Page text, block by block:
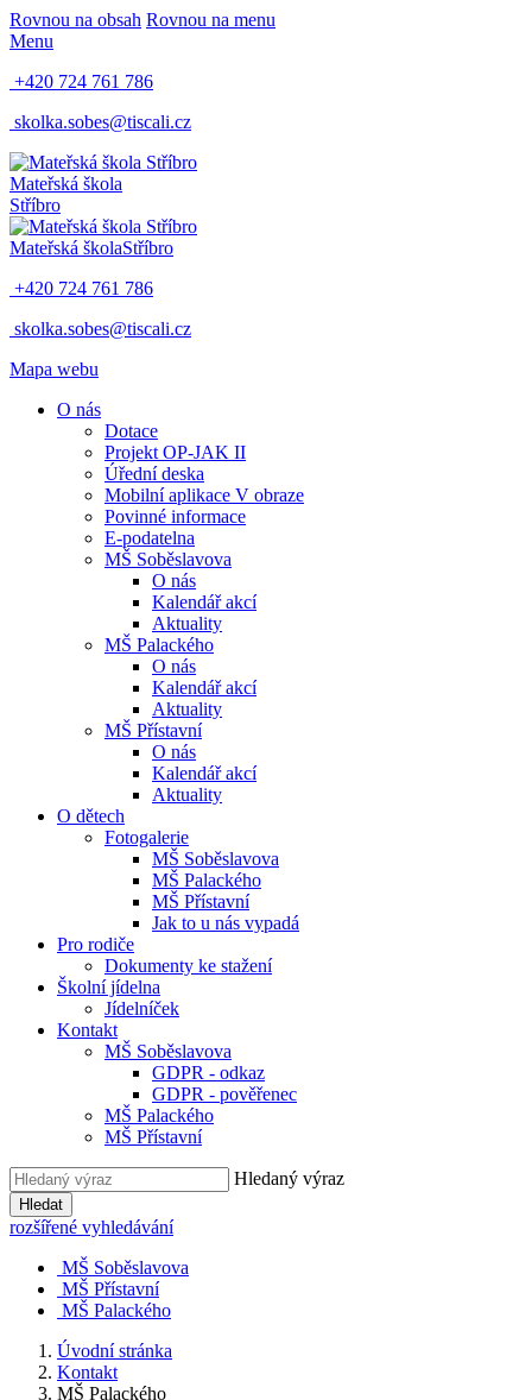
Rovnou na obsah Rovnou na menu
Menu
+420 724 761 786
skolka.sobes@tiscali.cz
Mateřská škola
Stříbro
Mateřská školaStříbro
+420 724 761 786
skolka.sobes@tiscali.cz
Mapa webu
O nás
Dotace
Projekt OP-JAK II
Úřední deska
Mobilní aplikace V obraze
Povinné informace
E-podatelna
MŠ Soběslavova
O nás
Kalendář akcí
Aktuality
MŠ Palackého
O nás
Kalendář akcí
Aktuality
MŠ Přístavní
O nás
Kalendář akcí
Aktuality
O dětech
Fotogalerie
MŠ Soběslavova
MŠ Palackého
MŠ Přístavní
Jak to u nás vypadá
Pro rodiče
Dokumenty ke stažení
Školní jídelna
Jídelníček
Kontakt
MŠ Soběslavova
GDPR - odkaz
GDPR - pověřenec
MŠ Palackého
MŠ Přístavní
Hledaný výraz
Hledat
rozšířené vyhledávání
MŠ Soběslavova
MŠ Přístavní
MŠ Palackého
Úvodní stránka
Kontakt
MŠ Palackého